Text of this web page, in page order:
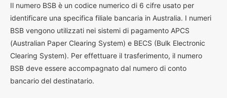
Il numero BSB è un codice numerico di 6 cifre usato per
identificare una specifica filiale bancaria in Australia. I numeri
BSB vengono utilizzati nei sistemi di pagamento APCS
(Australian Paper Clearing System) e BECS (Bulk Electronic
Clearing System). Per effettuare il trasferimento, il numero
BSB deve essere accompagnato dal numero di conto
bancario del destinatario.